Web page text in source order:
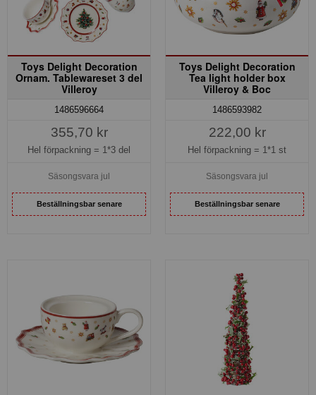
Toys Delight Decoration
Ornam. Tablewareset 3 del
Villeroy
1486596664
355,70 kr
Hel förpackning = 1*3 del
Säsongsvara jul
Beställningsbar senare
Toys Delight Decoration
Tea light holder box
Villeroy & Boc
1486593982
222,00 kr
Hel förpackning = 1*1 st
Säsongsvara jul
Beställningsbar senare